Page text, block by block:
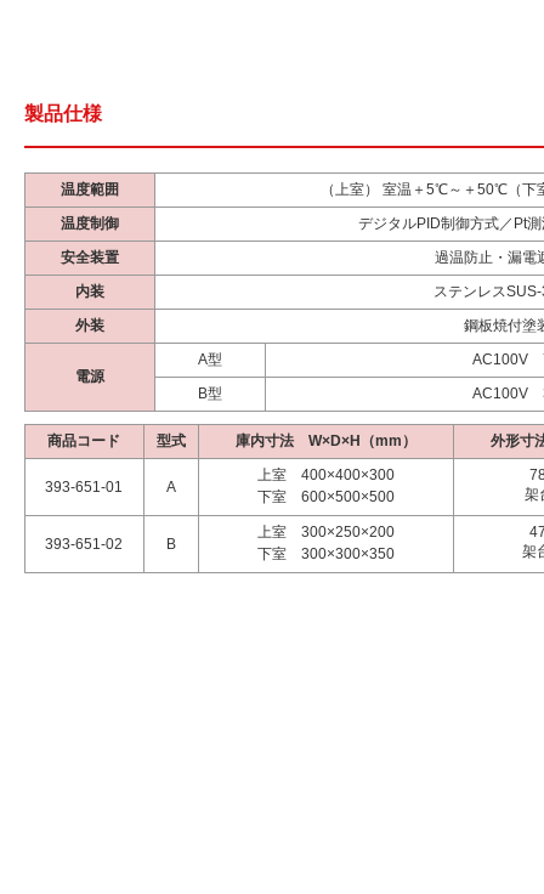
製品仕様
温度範囲
（上室） 室温＋5℃～＋50℃（
温度制御
デジタルPID制御方式／Pt
安全装置
過温防止・漏電
内装
ステンレス
外装
鋼板焼付塗
電源
A型
AC100V
B型
AC100V
商品コード 型式 庫内寸法 W×D×H（mm） 外形寸
393-651-01 A
上室 400×400×300
下室 600×500×500
架
393-651-02 B
上室 300×250×200
下室 300×300×350
架